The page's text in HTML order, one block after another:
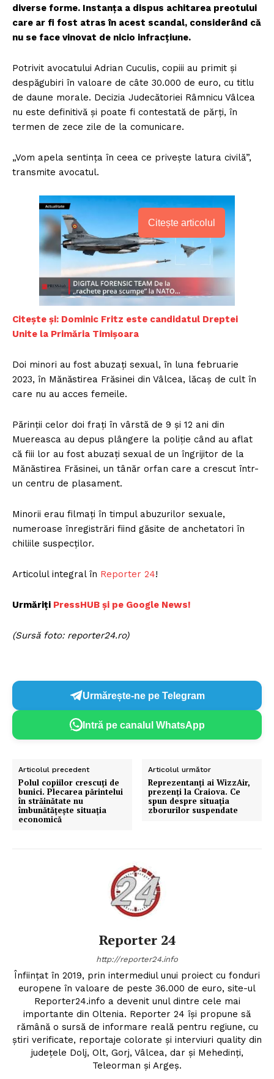
diverse forme. Instanța a dispus achitarea preotului
care ar fi fost atras în acest scandal, considerând că
nu se face vinovat de nicio infracţiune.
Potrivit avocatului Adrian Cuculis, copiii au primit şi
despăgubiri în valoare de câte 30.000 de euro, cu titlu
de daune morale. Decizia Judecătoriei Râmnicu Vâlcea
nu este definitivă şi poate fi contestată de părţi, în
termen de zece zile de la comunicare.
„Vom apela sentinţa în ceea ce priveşte latura civilă”,
transmite avocatul.
Citește articolul
Citește și: Dominic Fritz este candidatul Dreptei
Unite la Primăria Timișoara
Doi minori au fost abuzați sexual, în luna februarie
2023, în Mănăstirea Frăsinei din Vâlcea, lăcaș de cult în
care nu au acces femeile.
Părinții celor doi frați în vârstă de 9 și 12 ani din
Muereasca au depus plângere la poliție când au aflat
că fiii lor au fost abuzați sexual de un îngrijitor de la
Mănăstirea Frăsinei, un tânăr orfan care a crescut într-
un centru de plasament.
Minorii erau filmaţi în timpul abuzurilor sexuale,
numeroase înregistrări fiind găsite de anchetatori în
chiliile suspecților.
Articolul integral în Reporter 24!
Urmăriți PressHUB și pe Google News!
(Sursă foto: reporter24.ro)
Urmărește-ne pe Telegram
Intră pe canalul WhatsApp
Articolul precedent
Polul copiilor crescuţi de
bunici. Plecarea părintelui
în străinătate nu
îmbunătăţeşte situaţia
economică
Articolul următor
Reprezentanți ai WizzAir,
prezenți la Craiova. Ce
spun despre situația
zborurilor suspendate
Reporter 24
http://reporter24.info
Înfiinţat în 2019, prin intermediul unui proiect cu fonduri
europene în valoare de peste 36.000 de euro, site-ul
Reporter24.info a devenit unul dintre cele mai
importante din Oltenia. Reporter 24 îşi propune să
rămână o sursă de informare reală pentru regiune, cu
ştiri verificate, reportaje colorate şi interviuri quality din
judeţele Dolj, Olt, Gorj, Vâlcea, dar şi Mehedinţi,
Teleorman şi Argeş.